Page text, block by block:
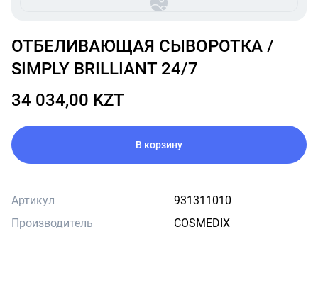
ОТБЕЛИВАЮЩАЯ СЫВОРОТКА /
SIMPLY BRILLIANT 24/7
34 034,00 KZT
В корзину
Артикул
931311010
Производитель
COSMEDIX